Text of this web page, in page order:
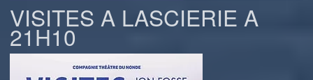
VISITES A LASCIERIE A
21H10